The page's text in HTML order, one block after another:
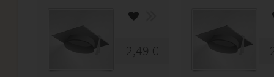
2,49 €